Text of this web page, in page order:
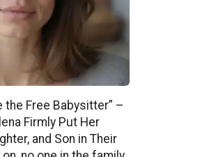
the Free Babysitter” –
Firmly Put Her
and Son in Their